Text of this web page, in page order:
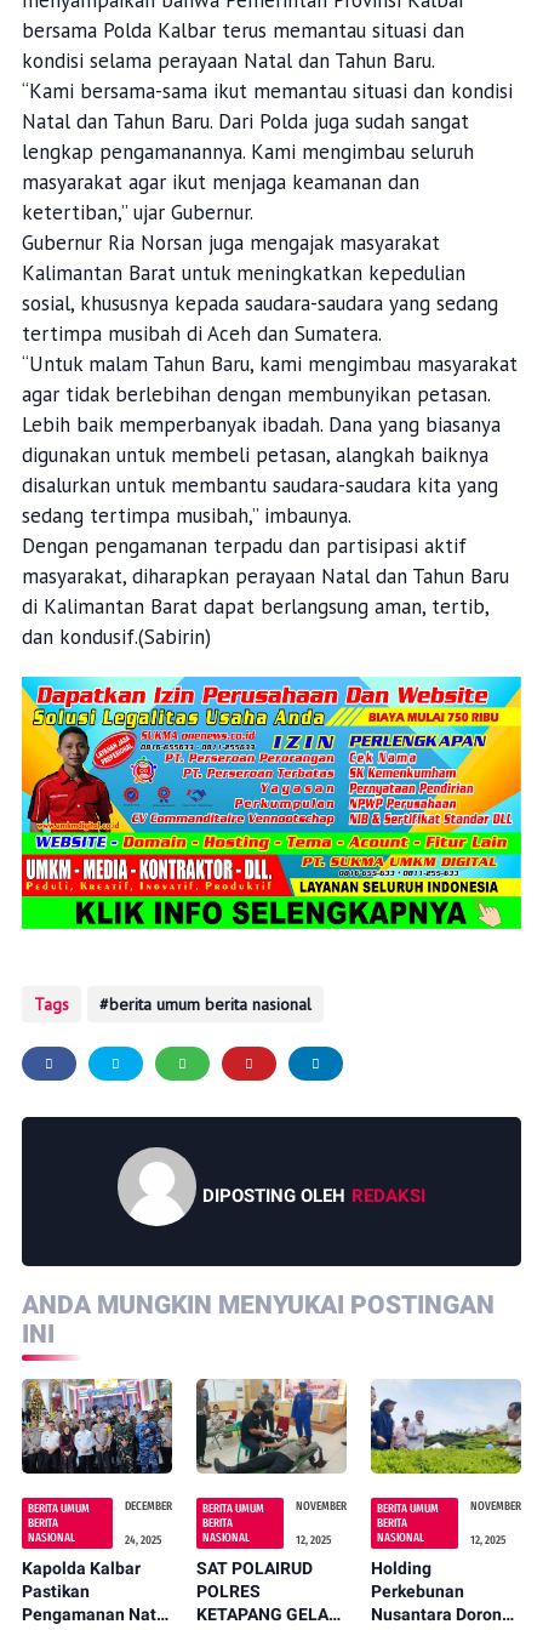
bersama Polda Kalbar terus memantau situasi dan
kondisi selama perayaan Natal dan Tahun Baru.
“Kami bersama-sama ikut memantau situasi dan kondisi
Natal dan Tahun Baru. Dari Polda juga sudah sangat
lengkap pengamanannya. Kami mengimbau seluruh
masyarakat agar ikut menjaga keamanan dan
ketertiban,” ujar Gubernur.
Gubernur Ria Norsan juga mengajak masyarakat
Kalimantan Barat untuk meningkatkan kepedulian
sosial, khususnya kepada saudara-saudara yang sedang
tertimpa musibah di Aceh dan Sumatera.
“Untuk malam Tahun Baru, kami mengimbau masyarakat
agar tidak berlebihan dengan membunyikan petasan.
Lebih baik memperbanyak ibadah. Dana yang biasanya
digunakan untuk membeli petasan, alangkah baiknya
disalurkan untuk membantu saudara-saudara kita yang
sedang tertimpa musibah,” imbaunya.
Dengan pengamanan terpadu dan partisipasi aktif
masyarakat, diharapkan perayaan Natal dan Tahun Baru
di Kalimantan Barat dapat berlangsung aman, tertib,
dan kondusif.(Sabirin)
Tags berita umum berita nasional
DIPOSTING OLEH REDAKSI
ANDA MUNGKIN MENYUKAI POSTINGAN
INI
BERITA UMUM
BERITA
NASIONAL
DECEMBER
24, 2025
Kapolda Kalbar
Pastikan
Pengamanan Natal
BERITA UMUM
BERITA
NASIONAL
NOVEMBER
12, 2025
SAT POLAIRUD
POLRES
KETAPANG GELAR
BERITA UMUM
BERITA
NASIONAL
NOVEMBER
12, 2025
Holding
Perkebunan
Nusantara Dorong